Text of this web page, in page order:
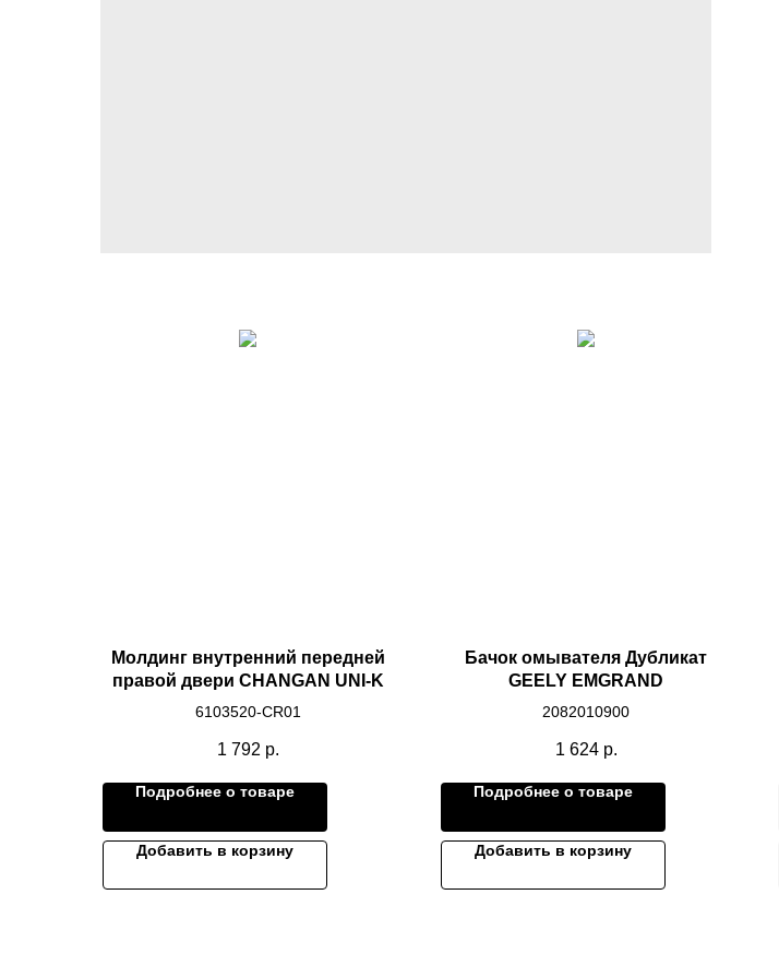
Молдинг внутренний передней
правой двери CHANGAN UNI-K
6103520-CR01
1 792 р.
Подробнее о товаре
Добавить в корзину
Бачок омывателя Дубликат
GEELY EMGRAND
2082010900
1 624 р.
Подробнее о товаре
Добавить в корзину